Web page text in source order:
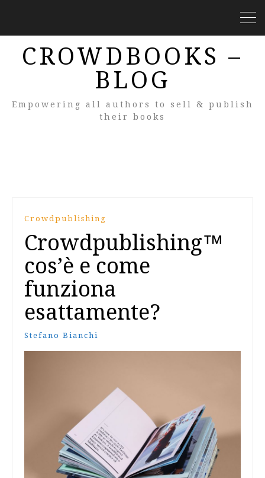
CROWDBOOKS –
BLOG
Empowering all authors to sell & publish
their books
Crowdpublishing
Crowdpublishing™
cos’è e come
funziona
esattamente?
Stefano Bianchi